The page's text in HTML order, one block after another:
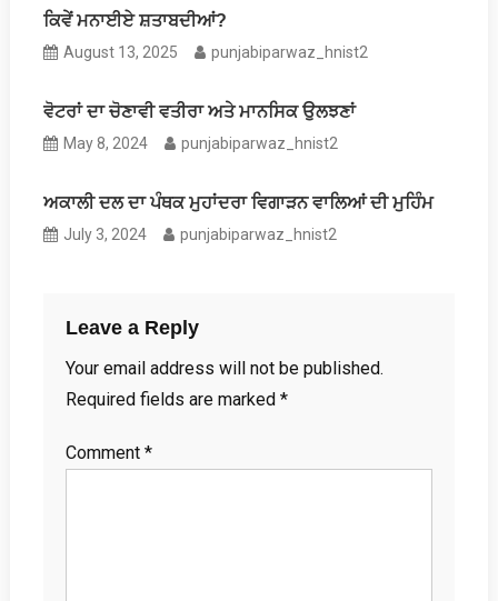
ਕਿਵੇਂ ਮਨਾਈਏ ਸ਼ਤਾਬਦੀਆਂ?
August 13, 2025 punjabiparwaz_hnist2
ਵੋਟਰਾਂ ਦਾ ਚੋਣਾਵੀ ਵਤੀਰਾ ਅਤੇ ਮਾਨਸਿਕ ਉਲਝਣਾਂ
May 8, 2024 punjabiparwaz_hnist2
ਅਕਾਲੀ ਦਲ ਦਾ ਪੰਥਕ ਮੁਹਾਂਦਰਾ ਵਿਗਾੜਨ ਵਾਲਿਆਂ ਦੀ ਮੁਹਿੰਮ
July 3, 2024 punjabiparwaz_hnist2
Leave a Reply
Your email address will not be published.
Required fields are marked *
Comment *